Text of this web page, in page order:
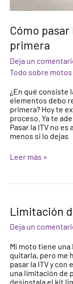
Cómo
primera
Deja un
Todo sobre motos
¿En qué consiste
elementos debo
primera? Hoy te
proceso. Ya te
Pasar la ITV no es
menos si lo dejas
Leer más »
Limitación
Deja un
Mi moto tiene
quitarla, pero me
pasar la ITV y con
una limitación de
desinstala el kit
Limitación
de
potencia
motos